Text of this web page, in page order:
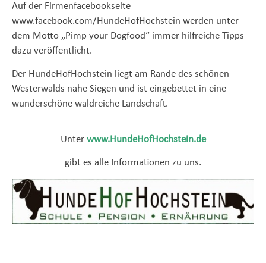
Auf der Firmenfacebookseite
www.facebook.com/HundeHofHochstein werden unter
dem Motto „Pimp your Dogfood“ immer hilfreiche Tipps
dazu veröffentlicht.
Der HundeHofHochstein liegt am Rande des schönen
Westerwalds nahe Siegen und ist eingebettet in eine
wunderschöne waldreiche Landschaft.
Unter www.HundeHofHochstein.de
gibt es alle Informationen zu uns.